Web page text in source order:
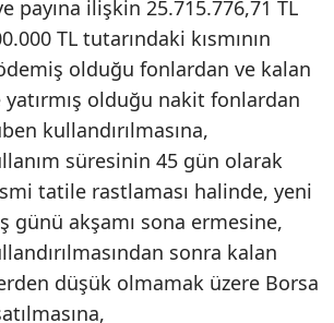
payına ilişkin 25.715.776,71 TL
TL tutarındaki kısmının
olduğu fonlardan ve kalan
yatırmış olduğu nakit fonlardan
kullandırılmasına,
süresinin 45 gün olarak
tatile rastlaması halinde, yeni
günü akşamı sona ermesine,
sonra kalan
düşük olmamak üzere Borsa